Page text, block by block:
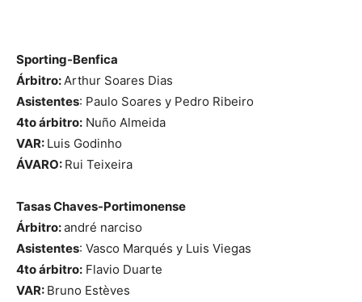
Sporting-Benfica
Árbitro: Arthur Soares Dias
Asistentes: Paulo Soares y Pedro Ribeiro
4to árbitro: Nuño Almeida
VAR: Luis Godinho
ÁVARO: Rui Teixeira
Tasas Chaves-Portimonense
Árbitro:andré narciso
Asistentes: Vasco Marqués y Luis Viegas
4to árbitro: Flavio Duarte
VAR: Bruno Estèves